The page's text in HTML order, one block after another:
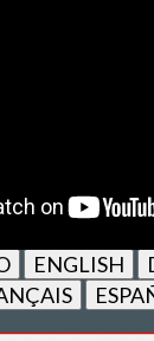
ENGLISH